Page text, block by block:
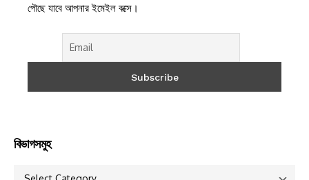
পৌছে যাবে আপনার ইমেইল বক্সে।
বিভাগসমুহ